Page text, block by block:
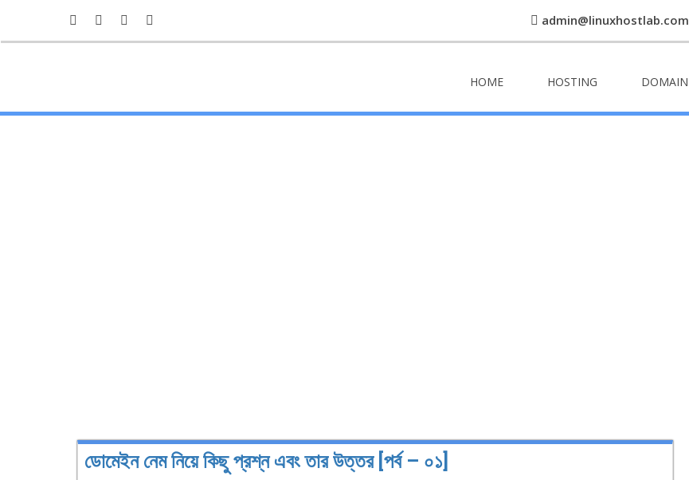
admin@linuxhostlab.com
HOME HOSTING DOMAIN
ডোমেইন নেম নিয়ে কিছু প্রশ্ন এবং তার উত্তর [পর্ব – ০১]